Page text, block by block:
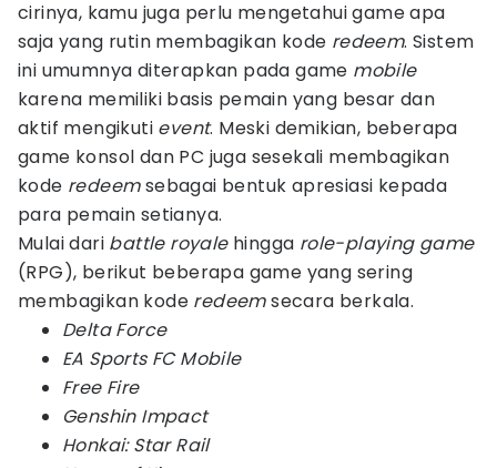
cirinya, kamu juga perlu mengetahui game apa
saja yang rutin membagikan kode redeem. Sistem
ini umumnya diterapkan pada game mobile
karena memiliki basis pemain yang besar dan
aktif mengikuti event. Meski demikian, beberapa
game konsol dan PC juga sesekali membagikan
kode redeemsebagai bentuk apresiasi kepada
para pemain setianya.
Mulai dari battle royalehingga role-playing game
(RPG), berikut beberapa game yang sering
membagikan kode redeemsecara berkala.
Delta Force
EA Sports FC Mobile
Free Fire
Genshin Impact
Honkai: Star Rail